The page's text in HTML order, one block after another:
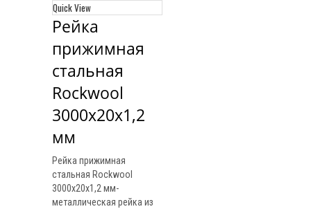
Quick View
Рейка
прижимная
стальная
Rockwool
3000х20х1,2
мм
Рейка прижимная
стальная Rockwool
3000х20х1,2 мм-
металлическая рейка из